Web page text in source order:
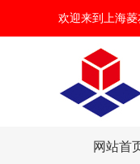
欢迎来到 上海
网站首